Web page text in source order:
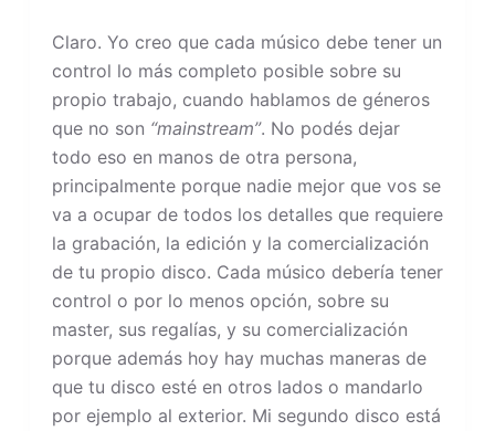
Claro. Yo creo que cada músico debe tener un
control lo más completo posible sobre su
propio trabajo, cuando hablamos de géneros
que no son “mainstream”. No podés dejar
todo eso en manos de otra persona,
principalmente porque nadie mejor que vos se
va a ocupar de todos los detalles que requiere
la grabación, la edición y la comercialización
de tu propio disco. Cada músico debería tener
control o por lo menos opción, sobre su
master, sus regalías, y su comercialización
porque además hoy hay muchas maneras de
que tu disco esté en otros lados o mandarlo
por ejemplo al exterior. Mi segundo disco está